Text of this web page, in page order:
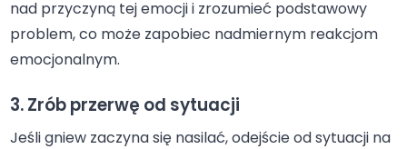
nad przyczyną tej emocji i zrozumieć podstawowy
problem, co może zapobiec nadmiernym reakcjom
emocjonalnym.
3. Zrób przerwę od sytuacji
Jeśli gniew zaczyna się nasilać, odejście od sytuacji na